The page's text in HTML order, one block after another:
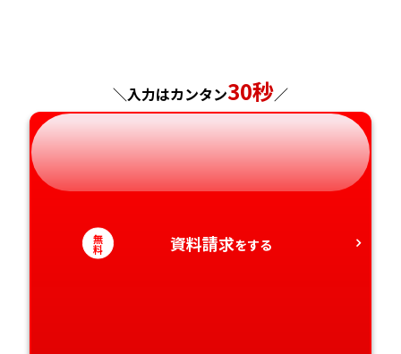
岐阜県
静岡県
奈良県
和歌山県
山口県
徳島県
熊本県
大分県
宮崎県
＼入力はカンタン30秒／
無
料 資料請求をする